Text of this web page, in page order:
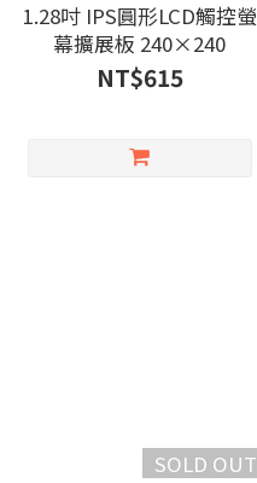
1.28吋 IPS圓形LCD觸控螢
幕擴展板 240×240
NT$615
SOLD OUT